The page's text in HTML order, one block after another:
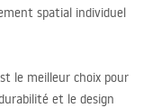
spatial individuel
le meilleur choix pour
et le design